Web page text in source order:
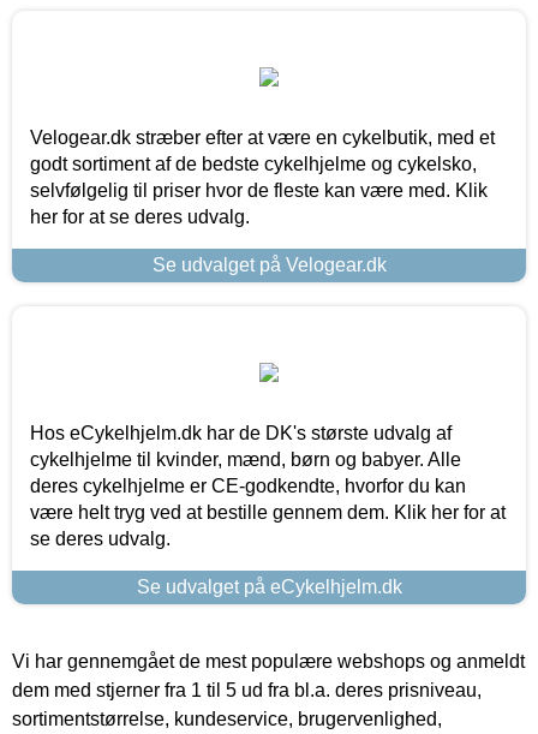
Velogear.dk stræber efter at være en cykelbutik, med et
godt sortiment af de bedste cykelhjelme og cykelsko,
selvfølgelig til priser hvor de fleste kan være med. Klik
her for at se deres udvalg.
Se udvalget på Velogear.dk
Hos eCykelhjelm.dk har de DK's største udvalg af
cykelhjelme til kvinder, mænd, børn og babyer. Alle
deres cykelhjelme er CE-godkendte, hvorfor du kan
være helt tryg ved at bestille gennem dem. Klik her for at
se deres udvalg.
Se udvalget på eCykelhjelm.dk
Vi har gennemgået de mest populære webshops og anmeldt
dem med stjerner fra 1 til 5 ud fra bl.a. deres prisniveau,
sortimentstørrelse, kundeservice, brugervenlighed,